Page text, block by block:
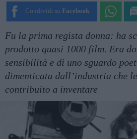
Condividi su Facebook
Fu la prima regista donna: ha
prodotto quasi 1000 film. Era
sensibilità e di uno sguardo
dimenticata dall’industria che
contribuito a inventare